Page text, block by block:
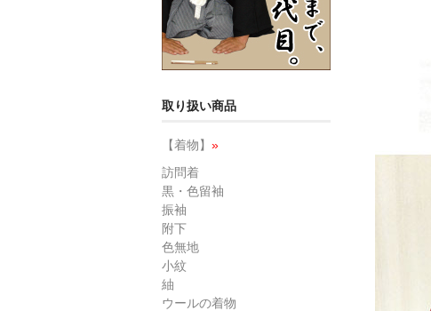
取り扱い商品
【着物】 »
訪問着
黒・色留袖
振袖
附下
色無地
小紋
紬
ウールの着物